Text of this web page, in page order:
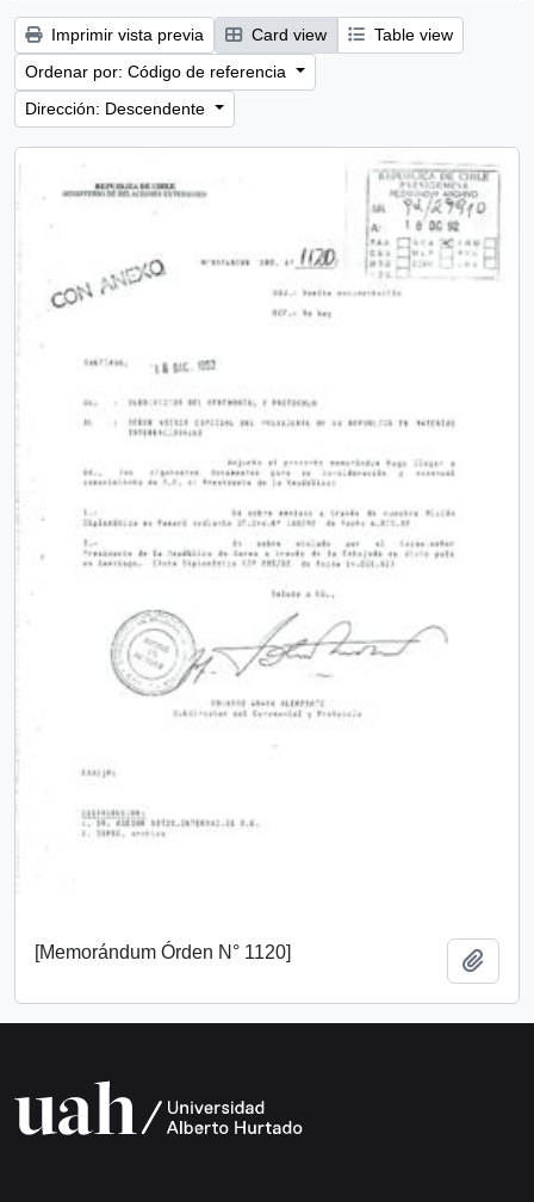
Imprimir vista previa Card view
Table view
Ordenar por: Código de referencia
Dirección: Descendente
[Memorándum Órden N° 1120]